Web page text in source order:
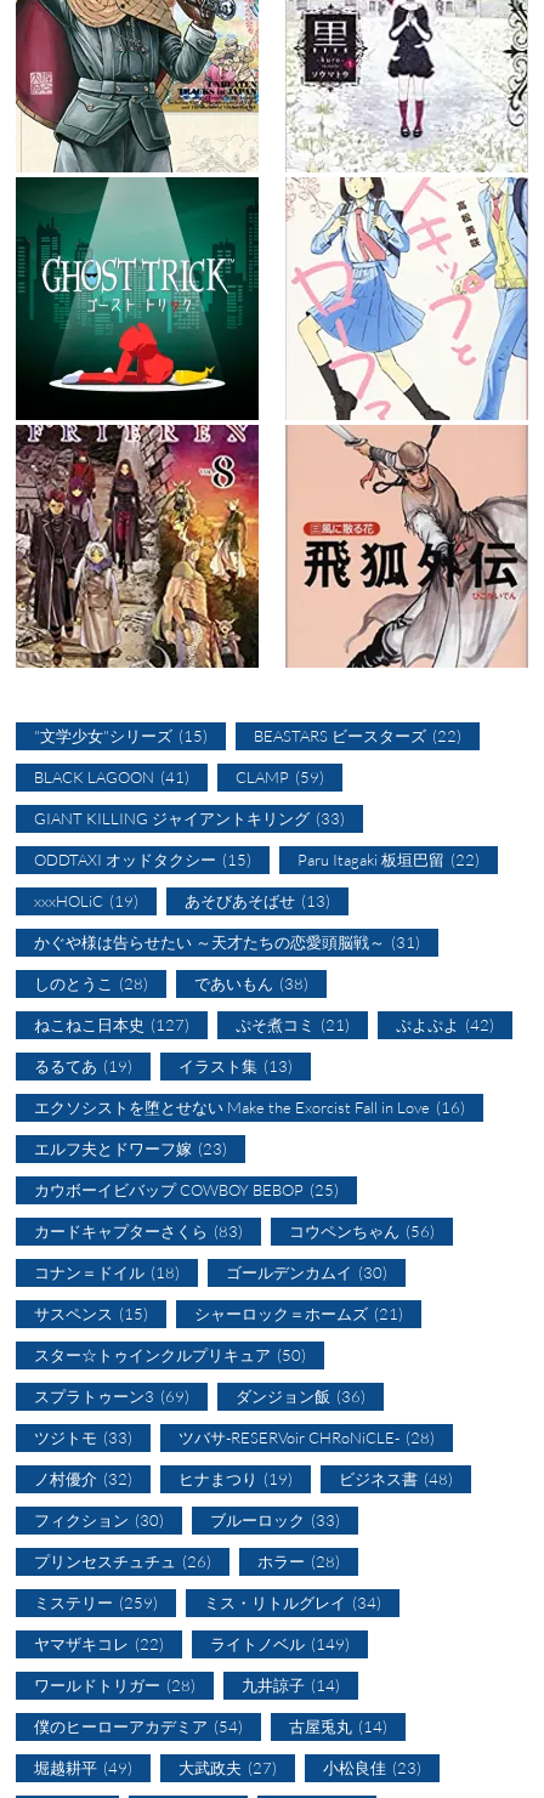
"文学少女"シリーズ (15) BEASTARS ビースターズ (22)
BLACK LAGOON (41) CLAMP (59)
GIANT KILLING ジャイアントキリング (33)
ODDTAXI オッドタクシー (15) Paru Itagaki 板垣巴留 (22)
xxxHOLiC (19) あそびあそばせ (13)
かぐや様は告らせたい ～天才たちの恋愛頭脳戦～ (31)
しのとうこ (28) であいもん (38)
ねこねこ日本史 (127) ぷそ煮コミ (21) ぷよぷよ (42)
るるてあ (19) イラスト集 (13)
エクソシストを堕とせない Make the Exorcist Fall in Love (16)
エルフ夫とドワーフ嫁 (23)
カウボーイビバップ COWBOY BEBOP (25)
カードキャプターさくら (83) コウペンちゃん (56)
コナン＝ドイル (18) ゴールデンカムイ (30)
サスペンス (15) シャーロック＝ホームズ (21)
スター☆トゥインクルプリキュア (50)
スプラトゥーン3 (69) ダンジョン飯 (36)
ツジトモ (33) ツバサ-RESERVoir CHRoNiCLE- (28)
ノ村優介 (32) ヒナまつり (19) ビジネス書 (48)
フィクション (30) ブルーロック (33)
プリンセスチュチュ (26) ホラー (28)
ミステリー (259) ミス・リトルグレイ (34)
ヤマザキコレ (22) ライトノベル (149)
ワールドトリガー (28) 九井諒子 (14)
僕のヒーローアカデミア (54) 古屋兎丸 (14)
堀越耕平 (49) 大武政夫 (27) 小松良佳 (23)